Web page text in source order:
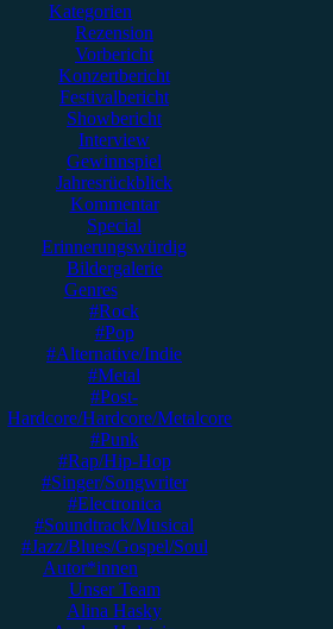
Kategorien
Rezension
Vorbericht
Konzertbericht
Festivalbericht
Showbericht
Interview
Gewinnspiel
Jahresrückblick
Kommentar
Special
Erinnerungswürdig
Bildergalerie
Genres
#Rock
#Pop
#Alternative/Indie
#Metal
#Post-
Hardcore/Hardcore/Metalcore
#Punk
#Rap/Hip-Hop
#Singer/Songwriter
#Electronica
#Soundtrack/Musical
#Jazz/Blues/Gospel/Soul
Autor*innen
Unser Team
Alina Hasky